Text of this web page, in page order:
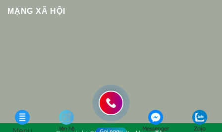
MẠNG XÃ HỘI
liên hệ Messenger Zalo